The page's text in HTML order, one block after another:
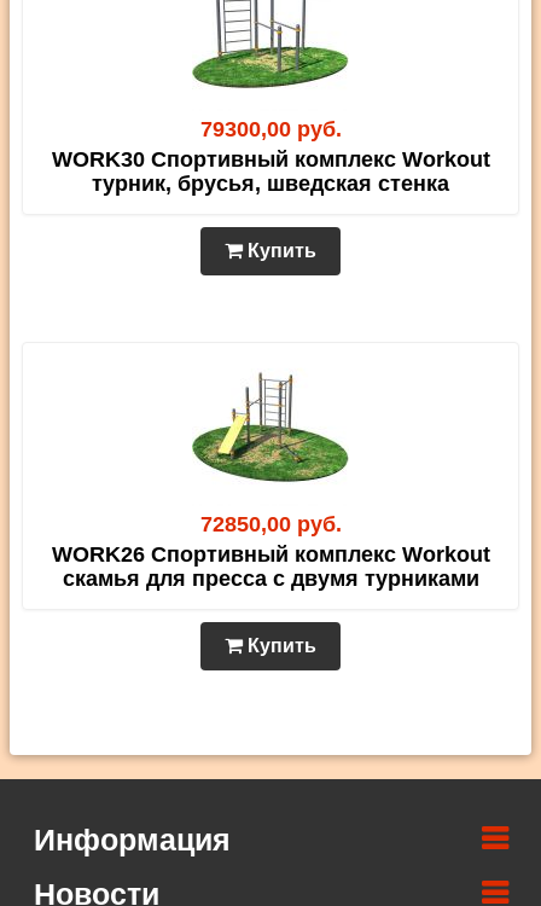
79300,00 руб.
WORK30 Спортивный комплекс Workout
турник, брусья, шведская стенка
Купить
72850,00 руб.
WORK26 Спортивный комплекс Workout
скамья для пресса с двумя турниками
Купить
Информация
Новости